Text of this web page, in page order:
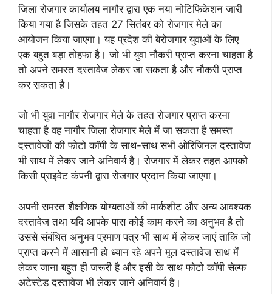
जिला रोजगार कार्यालय नागौर द्वारा एक नया नोटिफिकेशन जारी
किया गया है जिसके तहत 27 सितंबर को रोजगार मेले का
आयोजन किया जाएगा। यह प्रदेश की बेरोजगार युवाओं के लिए
एक बहुत बड़ा तोहफा है। जो भी युवा नौकरी प्राप्त करना चाहता है
तो अपने समस्त दस्तावेज लेकर जा सकता है और नौकरी प्राप्त
कर सकता है।
जो भी युवा नागौर रोजगार मेले के तहत रोजगार प्राप्त करना
चाहता है वह नागौर जिला रोजगार मेले में जा सकता है समस्त
दस्तावेजों की फोटो कॉपी के साथ-साथ सभी ओरिजिनल दस्तावेज
भी साथ में लेकर जाने अनिवार्य है। रोजगार में लेकर तहत आपको
किसी प्राइवेट कंपनी द्वारा रोजगार प्रदान किया जाएगा।
अपनी समस्त शैक्षणिक योग्यताओं की मार्कशीट और अन्य आवश्यक
दस्तावेज तथा यदि आपके पास कोई काम करने का अनुभव है तो
उससे संबंधित अनुभव प्रमाण पत्र भी साथ में लेकर जाएं ताकि जो
प्राप्त करने में आसानी हो ध्यान रहे अपने मूल दस्तावेज साथ में
लेकर जाना बहुत ही जरूरी है और इसी के साथ फोटो कॉपी सेल्फ
अटेस्टेड दस्तावेज भी लेकर जाने अनिवार्य है।